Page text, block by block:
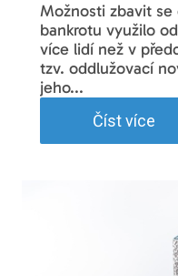
Možnosti zbavit
bankrotu využilo
více lidí než v
tzv. oddlužovací
jeho...
Číst více